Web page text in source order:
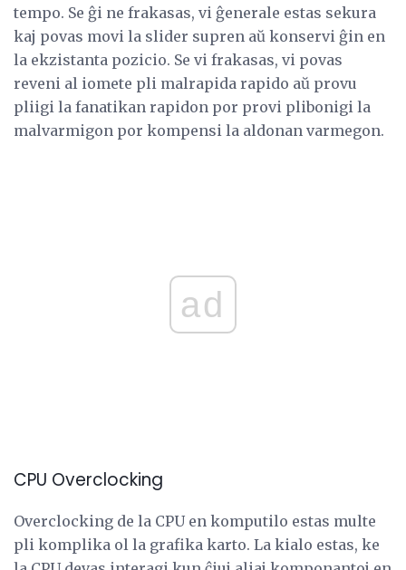
tempo. Se ĝi ne frakasas, vi ĝenerale estas sekura
kaj povas movi la slider supren aŭ konservi ĝin en
la ekzistanta pozicio. Se vi frakasas, vi povas
reveni al iomete pli malrapida rapido aŭ provu
pliigi la fanatikan rapidon por provi plibonigi la
malvarmigon por kompensi la aldonan varmegon.
ad
CPU Overclocking
Overclocking de la CPU en komputilo estas multe
pli komplika ol la grafika karto. La kialo estas, ke